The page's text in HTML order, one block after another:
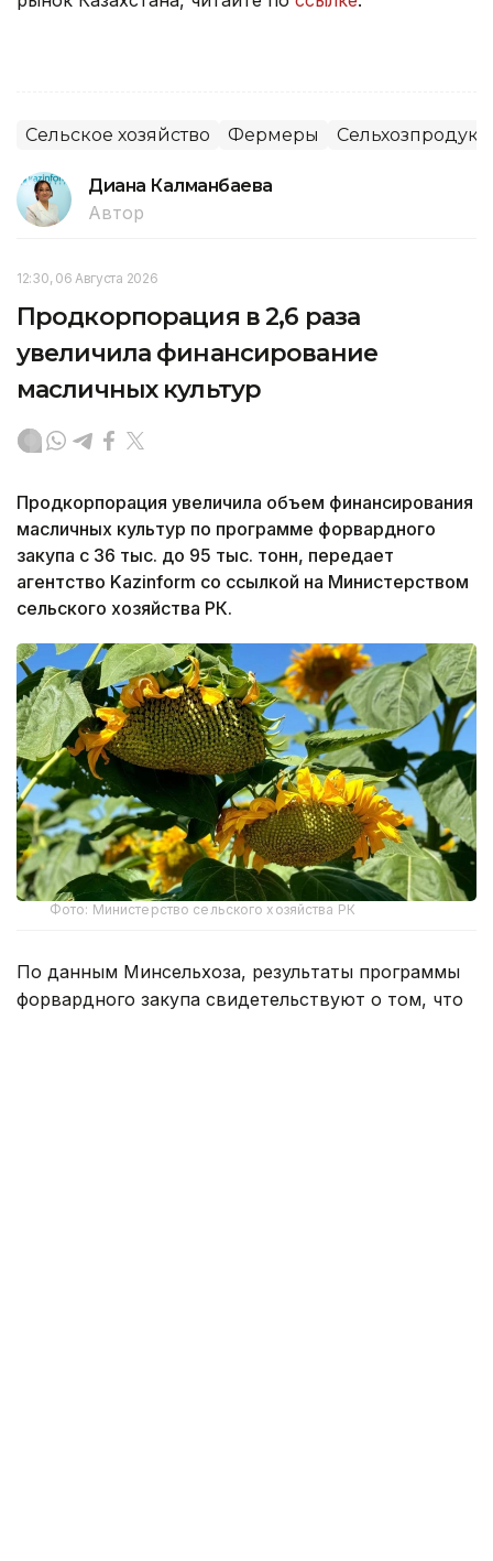
Сельское хозяйство Фермеры
Диана Калманбаева
Автор
12:30, 06 Августа 2026
Продкорпорация в 2,6 раза
увеличила финансирование
масличных культур
Продкорпорация увеличила объем финансирования
масличных культур по программе форвардного
закупа с 36 тыс. до 95 тыс. тонн, передает
агентство Kazinform со ссылкой на Министерством
сельского хозяйства РК.
Фото: Министерство сельского хозяйства РК
По данным Минсельхоза, результаты программы
форвардного закупа свидетельствуют о том, что